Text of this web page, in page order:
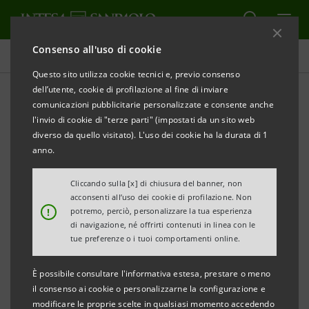
Consenso all'uso di cookie
Questo sito utilizza cookie tecnici e, previo consenso
dell’utente, cookie di profilazione al fine di inviare
comunicazioni pubblicitarie personalizzate e consente anche
l'invio di cookie di "terze parti" (impostati da un sito web
diverso da quello visitato). L'uso dei cookie ha la durata di 1
anno.
!
Cliccando sulla [x] di chiusura del banner, non
acconsenti all’uso dei cookie di profilazione. Non
potremo, perciò, personalizzare la tua esperienza
di navigazione, né offrirti contenuti in linea con le
tue preferenze o i tuoi comportamenti online.
È possibile consultare l'informativa estesa, prestare o meno
il consenso ai cookie o personalizzarne la configurazione e
modificare le proprie scelte in qualsiasi momento accedendo
Comunicati stampa
STAMPA AGGIORNA
COMUNICATO STAMPA
INTESA SANPAOLO: 30 MILIONI DI EURO CON
PER SUPPORTARE ICAM S.p.A
NELLA PRODUZIONE DEL CIOCCOLATO, ACCESSO
ALLA MATERIA PRIMA
E CRESCITA ALL’ESTERO